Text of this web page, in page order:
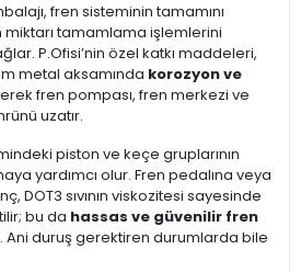
fren sisteminin tamamını
tamamlama işlemlerini
P.Ofisi’nin özel katkı maddeleri,
metal aksamında korozyon ve
fren pompası, fren merkezi ve
uzatır.
piston ve keçe gruplarının
yardımcı olur. Fren pedalına veya
DOT3 sıvının viskozitesi sayesinde
bu da hassas ve güvenilir fren
Ani duruş gerektiren durumlarda bile